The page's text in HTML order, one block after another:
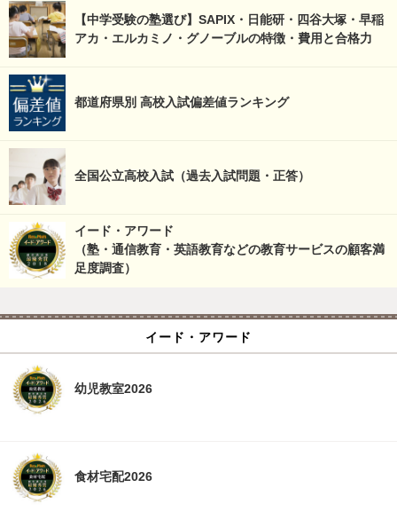
【中学受験の塾選び】SAPIX・日能研・四谷大塚・早稲
アカ・エルカミノ・グノーブルの特徴・費用と合格力
都道府県別 高校入試偏差値ランキング
全国公立高校入試（過去入試問題・正答）
イード・アワード
（塾・通信教育・英語教育などの教育サービスの顧客満
足度調査）
イード・アワード
幼児教室2026
食材宅配2026